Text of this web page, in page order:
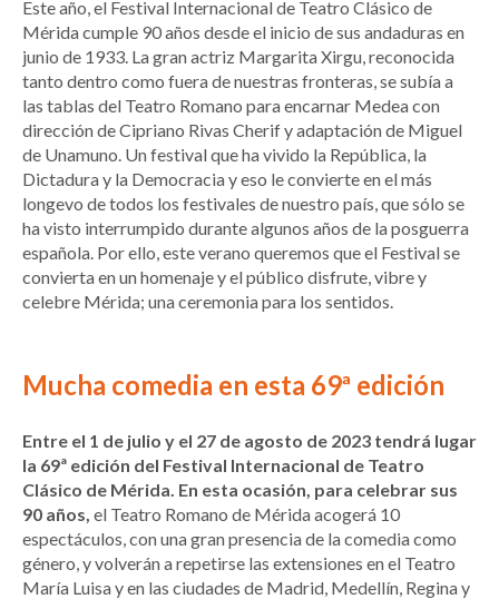
Este año, el Festival Internacional de Teatro Clásico de
Mérida cumple 90 años desde el inicio de sus andaduras en
junio de 1933. La gran actriz Margarita Xirgu, reconocida
tanto dentro como fuera de nuestras fronteras, se subía a
las tablas del Teatro Romano para encarnar Medea con
dirección de Cipriano Rivas Cherif y adaptación de Miguel
de Unamuno. Un festival que ha vivido la República, la
Dictadura y la Democracia y eso le convierte en el más
longevo de todos los festivales de nuestro país, que sólo se
ha visto interrumpido durante algunos años de la posguerra
española. Por ello, este verano queremos que el Festival se
convierta en un homenaje y el público disfrute, vibre y
celebre Mérida; una ceremonia para los sentidos.
Mucha comedia en esta 69ª edición
Entre el 1 de julio y el 27 de agosto de 2023 tendrá lugar
la 69ª edición del Festival Internacional de Teatro
Clásico de Mérida. En esta ocasión, para celebrar sus
90 años, el Teatro Romano de Mérida acogerá 10
espectáculos, con una gran presencia de la comedia como
género, y volverán a repetirse las extensiones en el Teatro
María Luisa y en las ciudades de Madrid, Medellín, Regina y